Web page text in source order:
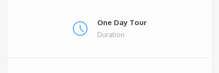
One Day Tour
Duration